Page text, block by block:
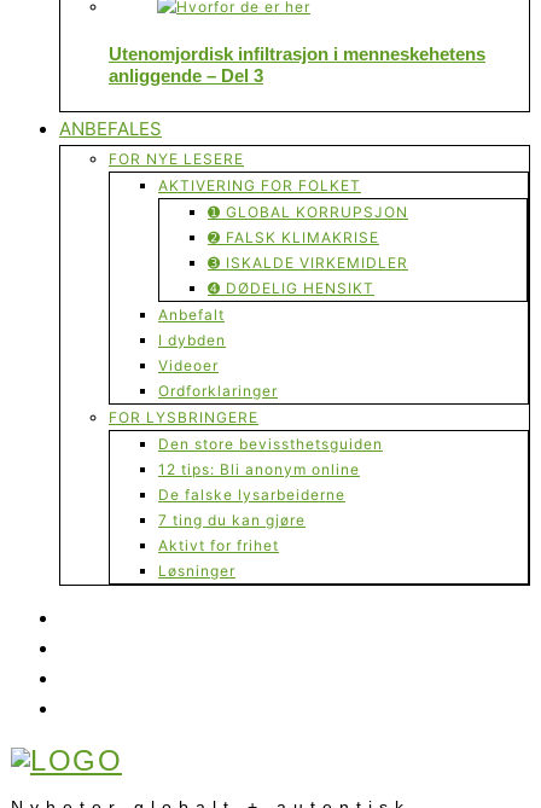
Utenomjordisk infiltrasjon i menneskehetens
anliggende – Del 3
ANBEFALES
FOR NYE LESERE
AKTIVERING FOR FOLKET
➊ GLOBAL KORRUPSJON
➋ FALSK KLIMAKRISE
➌ ISKALDE VIRKEMIDLER
➍ DØDELIG HENSIKT
Anbefalt
I dybden
Videoer
Ordforklaringer
FOR LYSBRINGERE
Den store bevissthetsguiden
12 tips: Bli anonym online
De falske lysarbeiderne
7 ting du kan gjøre
Aktivt for frihet
Løsninger